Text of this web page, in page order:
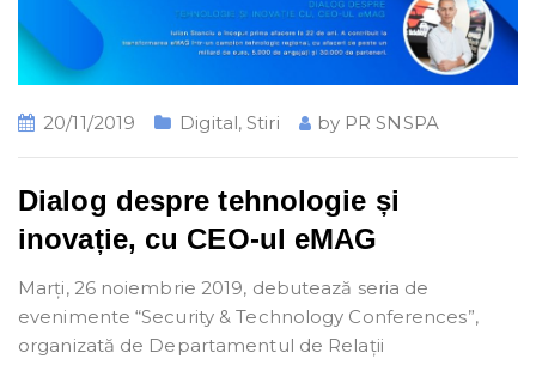
20/11/2019 Digital,Stiri by PR SNSPA
Dialog despre tehnologie și
inovație, cu CEO-ul eMAG
Marți, 26 noiembrie 2019, debutează seria de
evenimente “Security & Technology Conferences”,
organizată de Departamentul de Relații